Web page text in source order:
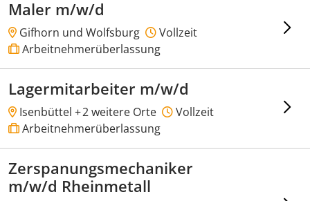
Maler m/w/d
Gifhorn und Wolfsburg
Vollzeit
Arbeitnehmerüberlassung
Lagermitarbeiter m/w/d
Isenbüttel +2 weitere Orte
Vollzeit
Arbeitnehmerüberlassung
Zerspanungsmechaniker
m/w/d Rheinmetall